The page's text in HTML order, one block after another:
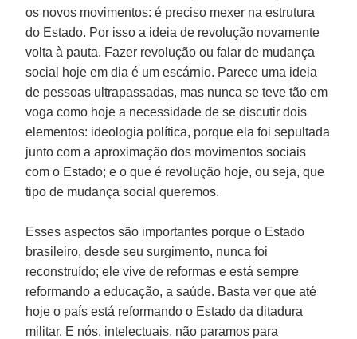
os novos movimentos: é preciso mexer na estrutura
do Estado. Por isso a ideia de revolução novamente
volta à pauta. Fazer revolução ou falar de mudança
social hoje em dia é um escárnio. Parece uma ideia
de pessoas ultrapassadas, mas nunca se teve tão em
voga como hoje a necessidade de se discutir dois
elementos: ideologia política, porque ela foi sepultada
junto com a aproximação dos movimentos sociais
com o Estado; e o que é revolução hoje, ou seja, que
tipo de mudança social queremos.
Esses aspectos são importantes porque o Estado
brasileiro, desde seu surgimento, nunca foi
reconstruído; ele vive de reformas e está sempre
reformando a educação, a saúde. Basta ver que até
hoje o país está reformando o Estado da ditadura
militar. E nós, intelectuais, não paramos para